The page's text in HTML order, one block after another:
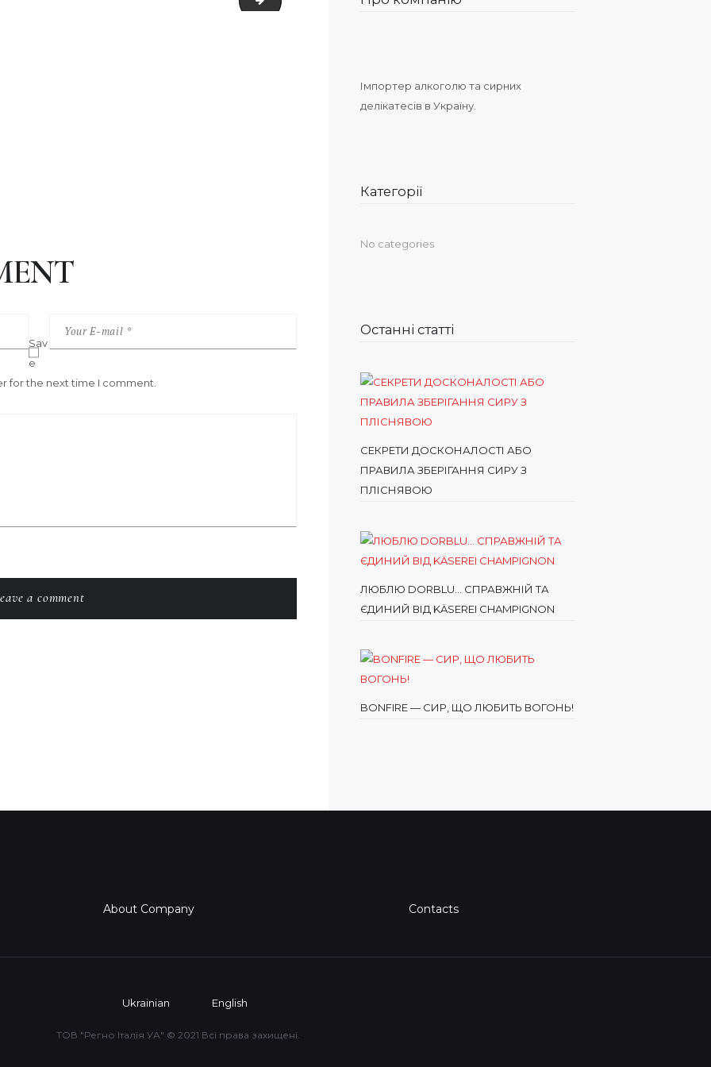
Sav
e
for the next time I comment.
Імпортер алкоголю та сирних
делікатесів в Україну.
Категорії
No categories
Останні статті
СЕКРЕТИ ДОСКОНАЛОСТІ АБО
ПРАВИЛА ЗБЕРІГАННЯ СИРУ З
ПЛІСНЯВОЮ
ЛЮБЛЮ DORBLU… СПРАВЖНІЙ ТА
ЄДИНИЙ ВІД KÄSEREI CHAMPIGNON
BONFIRE — СИР, ЩО ЛЮБИТЬ ВОГОНЬ!
About Company Contacts
Ukrainian English
ТОВ "Регно Італія УА" © 2021 Всі права захищені.